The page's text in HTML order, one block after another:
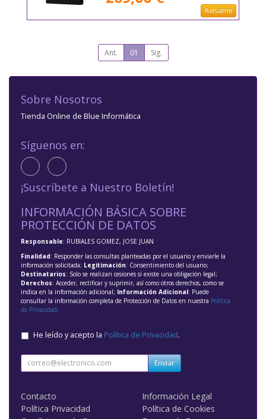
Avísame
Ant. 01 Sig.
Sobre Nosotros
Tienda Online de Blue Informática
Síguenos en:
¡Suscríbete a Nuestro Boletín!
INFORMACIÓN BÁSICA SOBRE
PROTECCIÓN DE DATOS
Responsable: RUBIALES GOMEZ, JOSE JUAN
Finalidad: Responder las consultas planteadas por el usuario y enviarle la
información solicitada; Legitimación: Consentimiento del usuario;
Destinatarios: Solo se realizan cesiones si existe una obligación legal;
Derechos: Acceder, rectificar y suprimir, así como otros derechos, como se
indica en la información adicional; Información Adicional: Puede
consultar la información completa de Protección de Datos en nuestra Política
de Privacidad
He leído y acepto la Política de Privacidad.
Enviar
Contacto
Información Legal
Política Privacidad
Política de Cookies